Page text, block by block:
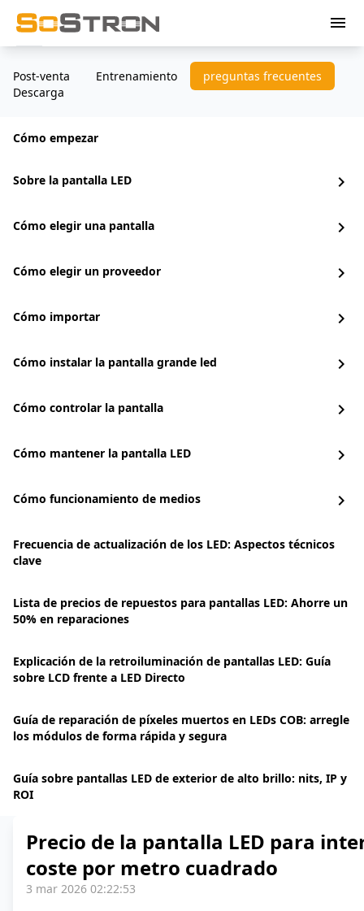
menu
Post-venta Entrenamiento
preguntas frecuentes
Descarga
Cómo empezar
Sobre la pantalla LED chevron_right
Cómo elegir una pantalla chevron_right
Cómo elegir un proveedor chevron_right
Cómo importar chevron_right
Cómo instalar la pantalla grande led chevron_right
Cómo controlar la pantalla chevron_right
Cómo mantener la pantalla LED chevron_right
Cómo funcionamiento de medios chevron_right
Frecuencia de actualización de los LED: Aspectos técnicos
clave
Lista de precios de repuestos para pantallas LED: Ahorre un
50% en reparaciones
Explicación de la retroiluminación de pantallas LED: Guía
sobre LCD frente a LED Directo
Guía de reparación de píxeles muertos en LEDs COB: arregle
los módulos de forma rápida y segura
Guía sobre pantallas LED de exterior de alto brillo: nits, IP y
ROI
Precio de la pantalla LED para
coste por metro cuadrado
3 mar 2026 02:22:53